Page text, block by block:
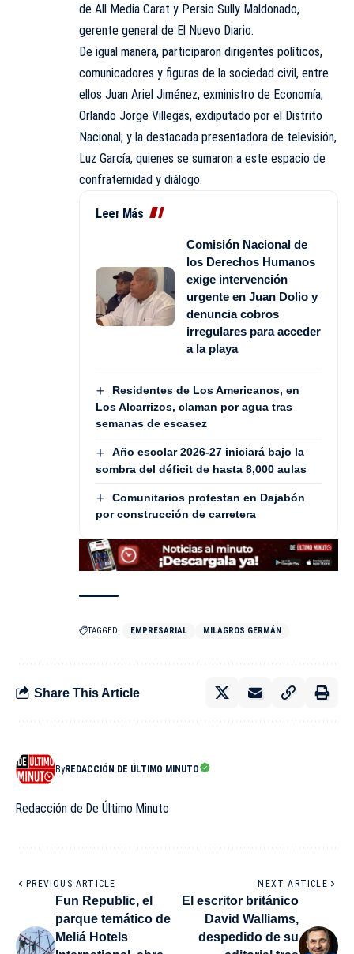
de All Media Carat y Persio Sully Maldonado,
gerente general de El Nuevo Diario.
De igual manera, participaron dirigentes políticos,
comunicadores y figuras de la sociedad civil, entre
ellos Juan Ariel Jiménez, exministro de Economía;
Orlando Jorge Villegas, exdiputado por el Distrito
Nacional; y la destacada presentadora de televisión,
Luz García, quienes se sumaron a este espacio de
confraternidad y diálogo.
Leer Más
Comisión Nacional de
los Derechos Humanos
exige intervención
urgente en Juan Dolio y
denuncia cobros
irregulares para acceder
a la playa
Residentes de Los Americanos, en
Los Alcarrizos, claman por agua tras
semanas de escasez
Año escolar 2026-27 iniciará bajo la
sombra del déficit de hasta 8,000 aulas
Comunitarios protestan en Dajabón
por construcción de carretera
TAGGED: EMPRESARIAL MILAGROS GERMÁN
Share This Article
ByREDACCIÓN DE ÚLTIMO MINUTO
Redacción de De Último Minuto
PREVIOUS ARTICLE
Fun Republic, el
parque temático de
Meliá Hotels
NEXT ARTICLE
El escritor británico
David Walliams,
despedido de su